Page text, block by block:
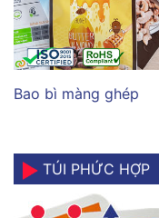
Bao bì màng ghép
TÚI PHỨC HỢP